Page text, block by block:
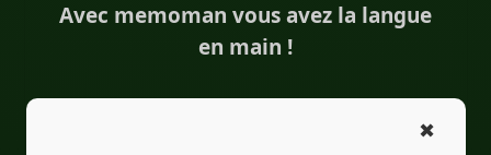
#Übersetzung
Avec memoman vous avez la langue
en main !
✖